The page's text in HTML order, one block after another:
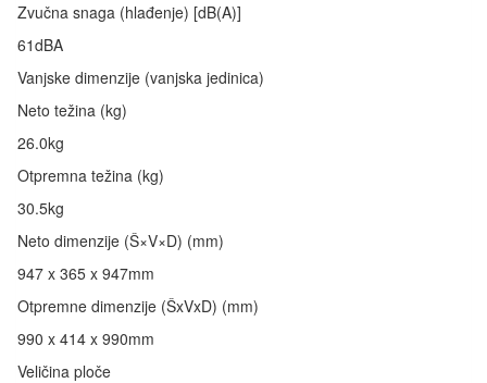
Zvučna snaga (hlađenje) [dB(A)]
61dBA
Vanjske dimenzije (vanjska jedinica)
Neto težina (kg)
26.0kg
Otpremna težina (kg)
30.5kg
Neto dimenzije (Š×V×D) (mm)
947 x 365 x 947mm
Otpremne dimenzije (ŠxVxD) (mm)
990 x 414 x 990mm
Veličina ploče